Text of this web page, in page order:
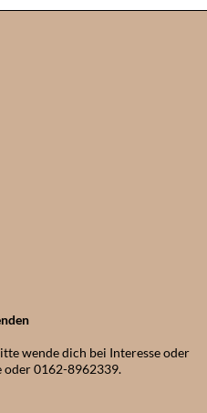
wende dich bei Interesse oder
oder 0162-8962339.